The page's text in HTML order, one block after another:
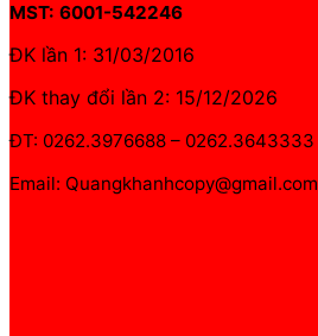
MST: 6001-542246
ĐK lần 1: 31/03/2016
ĐK thay đổi lần 2: 15/12/2026
ĐT: 0262.3976688 – 0262.3643333
Email: Quangkhanhcopy@gmail.com